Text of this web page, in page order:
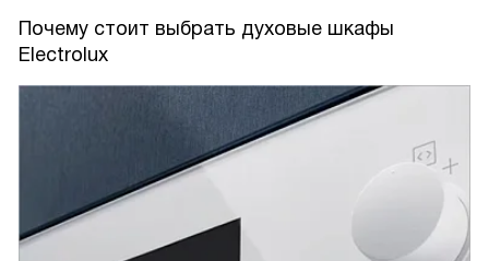
Почему стоит выбрать духовые шкафы
Electrolux